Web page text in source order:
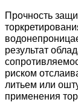
Прочность
результат
риском
литьем или
применения